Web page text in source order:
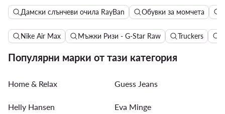
Дамски слънчеви очила RayBan Обувки за момчета
Nike Air Max Мъжки Ризи - G-Star Raw Truckers
Популярни марки от тази категория
Home & Relax Guess Jeans
Helly Hansen Eva Minge